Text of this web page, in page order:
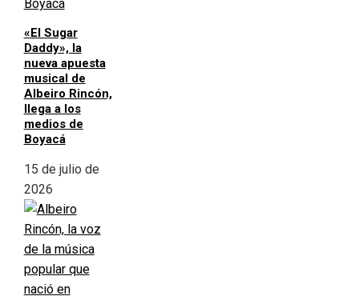
«El Sugar
Daddy», la
nueva apuesta
musical de
Albeiro Rincón,
llega a los
medios de
Boyacá
15 de julio de
2026